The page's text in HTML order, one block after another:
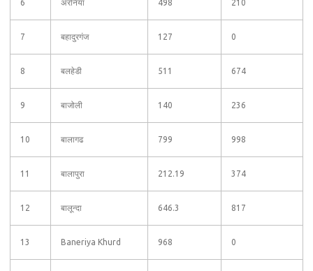
6 अरनिया 498 210
7 बहादुरगंज 127 0
8 बलहेडी 511 674
9 बाजोली 140 236
10 बालागढ 799 998
11 बालापुरा 212.19 374
12 बालून्दा 646.3 817
13 Baneriya Khurd 968 0